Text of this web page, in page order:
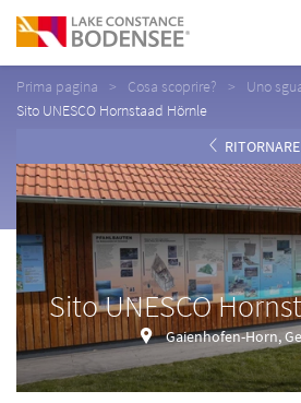
Prima pagina Cosa scoprire?
Uno
Sito UNESCO Hornstaad Hörnle
Sito UNESCO
Gaienhofen-Horn,